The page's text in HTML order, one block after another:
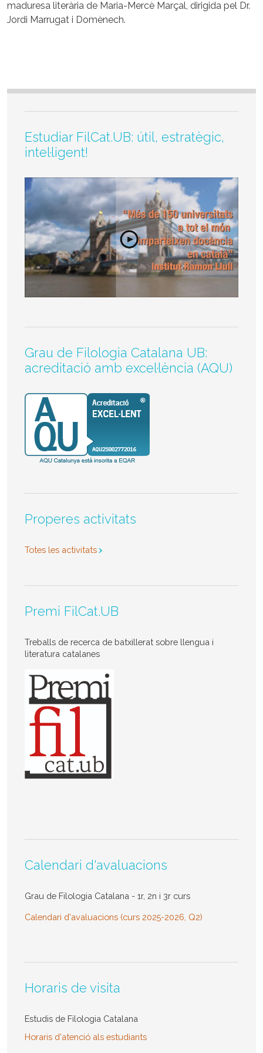
maduresa literària de Maria-Mercè Marçal, dirigida pel Dr.
Jordi Marrugat i Domènech.
Estudiar FilCat.UB: útil, estratègic,
intel·ligent!
Grau de Filologia Catalana UB:
acreditació amb excel·lència (AQU)
Properes activitats
Totes les activitats
Premi FilCat.UB
Treballs de recerca de batxillerat sobre llengua i
literatura catalanes
Calendari d'avaluacions
Grau de Filologia Catalana - 1r, 2n i 3r curs
Calendari d'avaluacions (curs 2025-2026, Q2)
Horaris de visita
Estudis de Filologia Catalana
Horaris d'atenció als estudiants